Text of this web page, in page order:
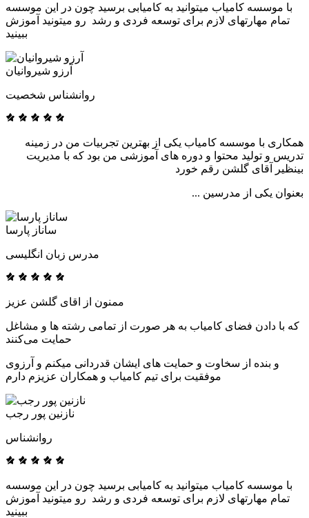
با موسسه کامیاب میتوانید به کامیابی برسید چون در این موسسه
تمام مهارتهای لازم برای توسعه فردی و رشد رو میتونید آموزش
ببینید
آرزو شیروانیان
روانشناس شخصیت
همکاری با موسسه کامیاب یکی از بهترین تجربیات من در زمینه
تدریس و تولید محتوا و دوره های آموزشی من بود که با مدیریت
بینظیر آقای گلشن رقم خورد
بعنوان یکی از مدرسین ...
ساناز پارسا
مدرس زبان انگلیسی
که با دادن فضای کامیاب به هر صورت از تمامی رشته ها و مشاغل
حمایت می‌کنند
و بنده از سخاوت و حمایت های ایشان قدردانی میکنم و آرزوی
موفقیت برای تیم کامیاب و همکاران عزیزم دارم
نازنین پور رجب
روانشناس
با موسسه کامیاب میتوانید به کامیابی برسید چون در این موسسه
تمام مهارتهای لازم برای توسعه فردی و رشد رو میتونید آموزش
ببینید